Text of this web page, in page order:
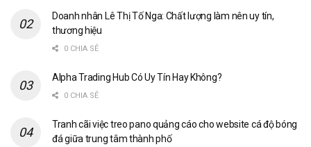
Doanh nhân Lê Thị Tố Nga: Chất lượng làm nên uy tín,
thương hiệu
0 CHIA SẺ
Alpha Trading Hub Có Uy Tín Hay Không?
0 CHIA SẺ
Tranh cãi việc treo pano quảng cáo cho website cá độ bóng
đá giữa trung tâm thành phố